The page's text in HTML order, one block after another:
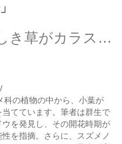
スズメノエンドウらしき草がカラスノエンドウよりも若干遅く開花していた
科の植物の中から、小葉が
てています。筆者は群生で
を発見し、その開花時期が
を指摘。さらに、スズメノ